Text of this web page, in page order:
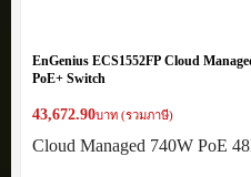
EnGenius ECS1552FP Cloud
PoE+ Switch
43,672.90บาท (รวมภาษี)
Cloud Managed 740W PoE